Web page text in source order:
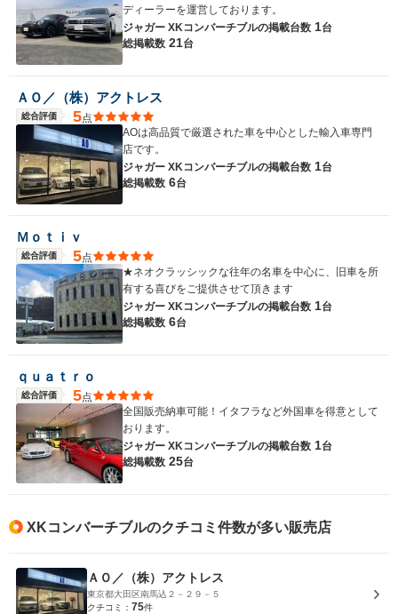
ディーラーを運営しております。
ジャガー XKコンバーチブルの掲載台数 1台
総掲載数 21台
ＡＯ／（株）アクトレス
総合評価 5点
AOは高品質で厳選された車を中心とした輸入車専門
店です。
ジャガー XKコンバーチブルの掲載台数 1台
総掲載数 6台
Ｍｏｔｉｖ
総合評価 5点
★ネオクラッシックな往年の名車を中心に、旧車を所
有する喜びをご提供させて頂きます
ジャガー XKコンバーチブルの掲載台数 1台
総掲載数 6台
ｑｕａｔｒｏ
総合評価 5点
全国販売納車可能！イタフラなど外国車を得意として
おります。
ジャガー XKコンバーチブルの掲載台数 1台
総掲載数 25台
XKコンバーチブルのクチコミ件数が多い販売店
ＡＯ／（株）アクトレス
東京都大田区南馬込２－２９－５
クチコミ： 75件